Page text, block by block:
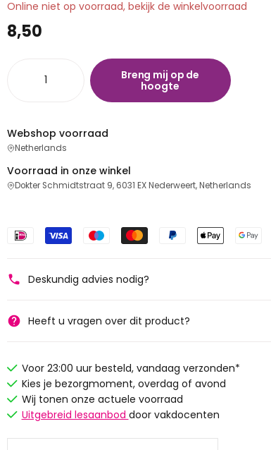
Online niet op voorraad, bekijk de winkelvoorraad
8,50
Breng mij op de
hoogte
Webshop voorraad
Netherlands
Voorraad in onze winkel
Dokter Schmidtstraat 9, 6031 EX Nederweert, Netherlands
Deskundig advies nodig?
Heeft u vragen over dit product?
Voor 23:00 uur besteld, vandaag verzonden*
Kies je bezorgmoment, overdag of avond
Wij tonen onze actuele voorraad
Uitgebreid lesaanbod door vakdocenten